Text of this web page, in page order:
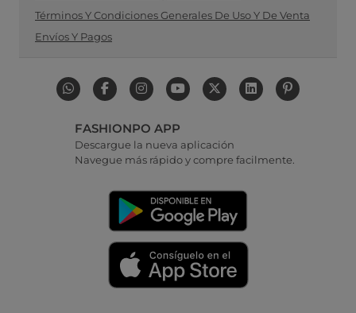
Términos Y Condiciones Generales De Uso Y De Venta
Envíos Y Pagos
FASHIONPO APP
Descargue la nueva aplicación
Navegue más rápido y compre facilmente.